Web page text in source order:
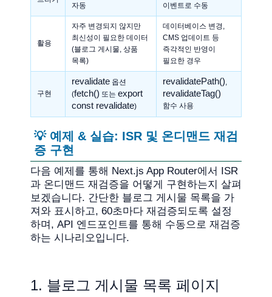
자동
이벤트로 수동
활용
자주 변경되지 않지만
최신성이 필요한 데이터
(블로그 게시물, 상품
목록)
데이터베이스 변경,
CMS 업데이트 등
즉각적인 반영이
필요한 경우
구현
revalidate 옵션
(fetch() 또는 export
const revalidate)
revalidatePath(),
revalidateTag()
함수 사용
💡 예제 & 실습: ISR 및 온디맨드 재검
증 구현
다음 예제를 통해 Next.js App Router에서 ISR
과 온디맨드 재검증을 어떻게 구현하는지 살펴
보겠습니다. 간단한 블로그 게시물 목록을 가
져와 표시하고, 60초마다 재검증되도록 설정
하며, API 엔드포인트를 통해 수동으로 재검증
하는 시나리오입니다.
1. 블로그 게시물 목록 페이지